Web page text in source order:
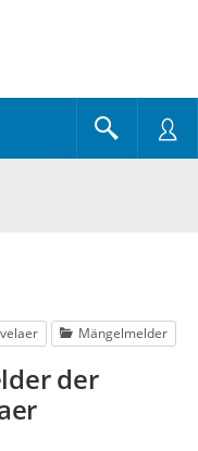
Mängelmelder
der